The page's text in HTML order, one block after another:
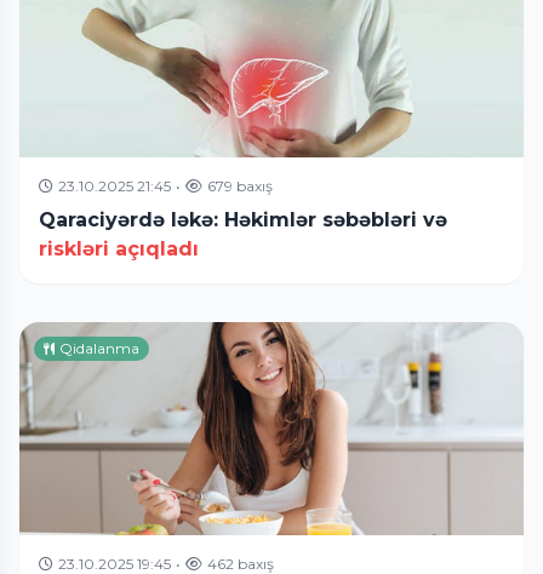
23.10.2025 21:45 • 679 baxış
Qaraciyərdə ləkə: Həkimlər səbəbləri və
riskləri açıqladı
Qidalanma
23.10.2025 19:45 • 462 baxış